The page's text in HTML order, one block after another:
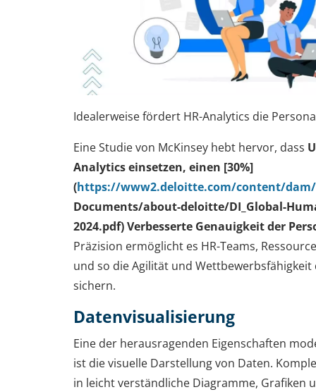
Idealerweise fördert HR-Analytics die
Eine Studie von McKinsey hebt hervor, dass
Analytics einsetzen, einen [30%]
(https://www2.deloitte.com/content/
Documents/about-deloitte/DI_Global-
2024.pdf)Verbesserte Genauigkeit der
Präzision ermöglicht es HR-Teams,
und so die Agilität und
sichern.
Datenvisualisierung
Eine der herausragenden Eigenschaften
ist die visuelle Darstellung von Daten.
in leicht verständliche Diagramme, Grafiken